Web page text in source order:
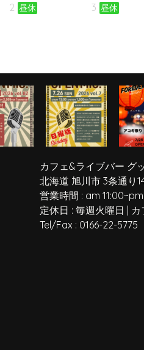
2 昼休 3 昼休
カフェ&ライブバー グ
北海道 旭川市 3条通り
営業時間 : am 11:00~
定休日 : 毎週火曜日 |
Tel/Fax : 0166-22-5775